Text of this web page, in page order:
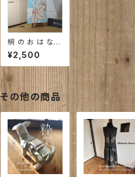
桐 の お は な
size 12cm×25
㎝
¥2,500
その他の商品